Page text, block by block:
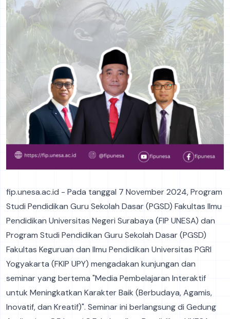
fip.unesa.ac.id - Pada tanggal 7 November 2024, Program
Studi Pendidikan Guru Sekolah Dasar (PGSD) Fakultas Ilmu
Pendidikan Universitas Negeri Surabaya (FIP UNESA) dan
Program Studi Pendidikan Guru Sekolah Dasar (PGSD)
Fakultas Keguruan dan Ilmu Pendidikan Universitas PGRI
Yogyakarta (FKIP UPY) mengadakan kunjungan dan
seminar yang bertema "Media Pembelajaran Interaktif
untuk Meningkatkan Karakter Baik (Berbudaya, Agamis,
Inovatif, dan Kreatif)". Seminar ini berlangsung di Gedung